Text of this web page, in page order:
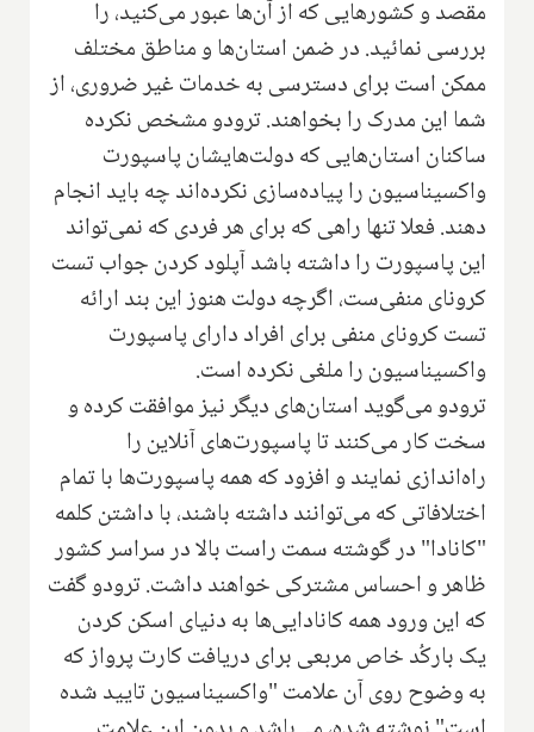
مقصد و کشورهایی که از آن‌ها عبور می‌کنید، را
بررسی نمائید. در ضمن استان‌ها و مناطق مختلف
ممکن است برای دسترسی به خدمات غیر ضروری، از
شما این مدرک را بخواهند. ترودو مشخص نکرده
ساکنان استان‌هایی که دولت‌هایشان پاسپورت
واکسیناسیون را پیاده‌سازی نکرده‌اند چه باید انجام
دهند. فعلا تنها راهی که برای هر فردی که نمی‌تواند
این پاسپورت را داشته باشد آپلود کردن جواب تست
کرونای منفی‌ست، اگرچه دولت هنوز این بند ارائه
تست کرونای منفی برای افراد دارای پاسپورت
واکسیناسیون را ملغی نکرده است.
ترودو می‌گوید استان‌های دیگر نیز موافقت کرده و
سخت کار می‌کنند تا پاسپورت‌های آنلاین را
راه‌اندازی نمایند و افزود که همه پاسپورت‌ها با تمام
اختلافاتی که می‌توانند داشته باشند، با داشتن کلمه
"کانادا" در گوشته سمت راست بالا در سراسر کشور
ظاهر و احساس مشترکی خواهند داشت. ترودو گفت
که این ورود همه کانادایی‌ها به دنیای اسکن کردن
یک بارکُد خاص مربعی برای دریافت کارت پرواز که
به وضوح روی آن علامت "واکسیناسیون تایید شده